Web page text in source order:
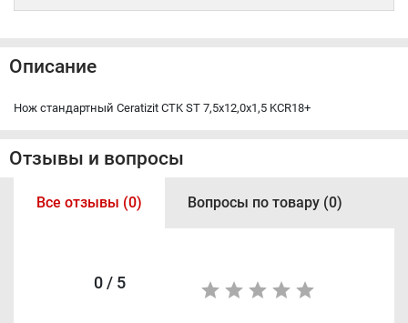
Описание
Нож стандартный Ceratizit CTK ST 7,5x12,0x1,5 KCR18+
Отзывы и вопросы
Все отзывы (0) Вопросы по товару (0)
0 / 5